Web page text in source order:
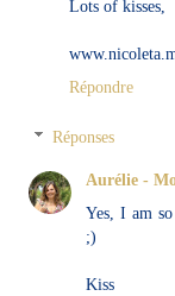
Lots of kisses,
Répondre
Réponses
Aurélie -
Yes, I am
;)
Kiss